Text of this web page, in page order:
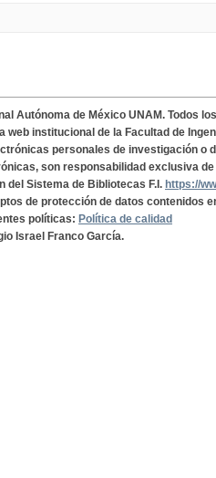
Autónoma de México UNAM. Todos
web institucional de la Facultad de
personales de investigación o
son responsabilidad exclusiva
del Sistema de Bibliotecas F.I. https://
de protección de datos contenidos
políticas: Política de calidad
Israel Franco García.